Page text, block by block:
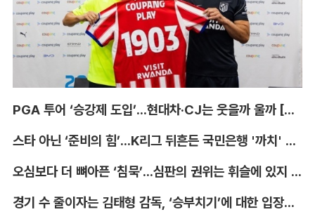
PGA 투어 ‘승강제 도입’...현대차·CJ는 웃을까 울까 [박호윤의 IN&OUT]
스타 아닌 ‘준비의 힘’...K리그 뒤흔든 국민은행 '까치' 사단 [이영규의 비욘더매치]
오심보다 더 뼈아픈 ‘침묵’...심판의 권위는 휘슬에 있지 않다 [박순규의 창]
경기 수 줄이자는 김태형 감독, ‘승부치기’에 대한 입장부터 밝혀야 [김대호의 야구생각]